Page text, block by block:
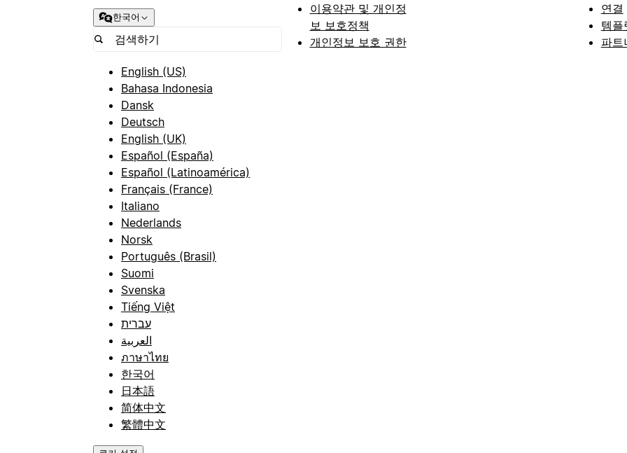
한국어
English (US)
Bahasa Indonesia
Dansk
Deutsch
English (UK)
Español (España)
Español (Latinoamérica)
Français (France)
Italiano
Nederlands
Norsk
Português (Brasil)
Suomi
Svenska
Tiếng Việt
עברית
العربية
ภาษาไทย
한국어
日本語
简体中文
繁體中文
이용약관 및 개인정
보 보호정책
개인정보 보호 권한
연결
템플
파트